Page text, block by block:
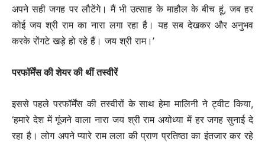
अपने सही जगह पर लौटेंगे। मैं भी उत्साह के माहौल के बीच हूं, जब हर
कोई जय श्री राम का नारा लगा रहा है। यह सब देखकर और अनुभव
करके रोंगटे खड़े हो रहे हैं। जय श्री राम।’
परफॉर्मेंस की शेयर की थीं तस्वीरें
इससे पहले परफॉर्मेंस की तस्वीरों के साथ हेमा मालिनी ने ट्वीट किया,
‘हमारे देश में गूंजने वाला नारा जय श्री राम अयोध्या में हर जगह सुनाई दे
रहा है। लोग अपने प्यारे राम लला की प्राण प्रतिष्ठा का इंतजार कर रहे